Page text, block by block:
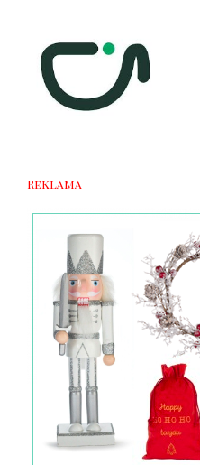
Reklama